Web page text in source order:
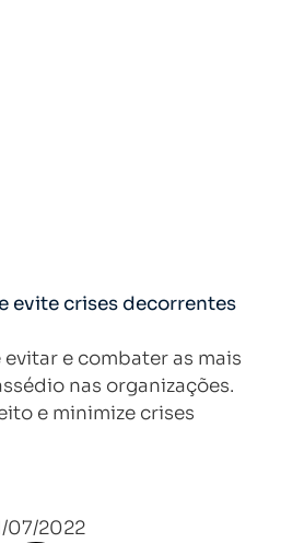
evite crises decorrentes
e combater as mais
nas organizações.
e minimize crises
07/2022